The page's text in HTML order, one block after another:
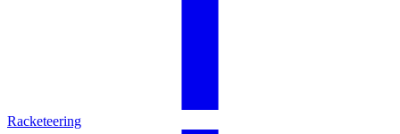
Racketeering